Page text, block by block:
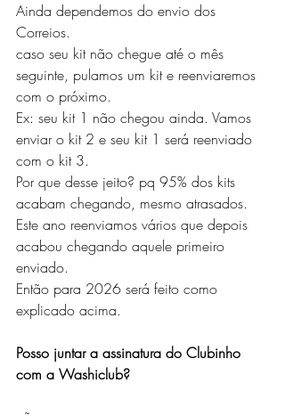
Ainda dependemos do envio dos
Correios.
caso seu kit não chegue até o mês
seguinte, pulamos um kit e reenviaremos
com o próximo.
Ex: seu kit 1 não chegou ainda. Vamos
enviar o kit 2 e seu kit 1 será reenviado
com o kit 3.
Por que desse jeito? pq 95% dos kits
acabam chegando, mesmo atrasados.
Este ano reenviamos vários que depois
acabou chegando aquele primeiro
enviado.
Então para 2026 será feito como
explicado acima.
Posso juntar a assinatura do Clubinho
com a Washiclub?